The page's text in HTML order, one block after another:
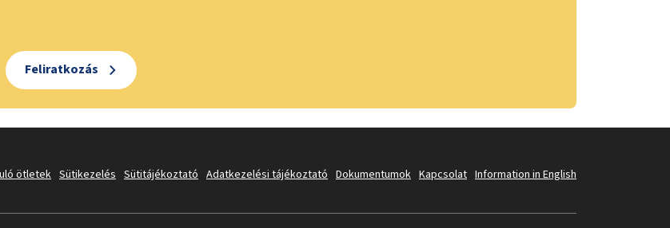
Feliratkozás
ötletek Sütikezelés Sütitájékoztató Adatkezelési tájékoztató Dokumentumok Kapcsolat Information in English